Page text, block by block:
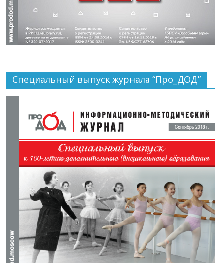
Специальный выпуск журнала “Про_ДОД”